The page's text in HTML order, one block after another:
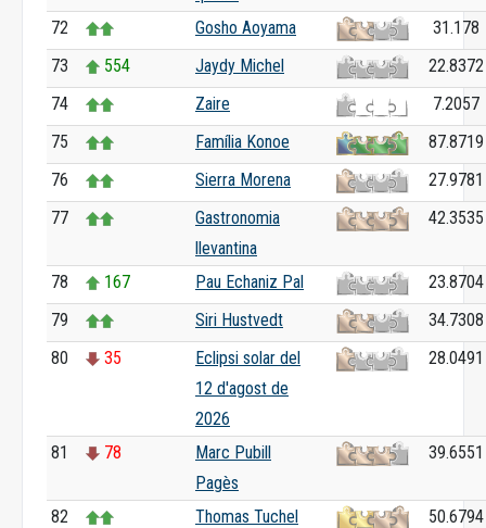
72 Gosho Aoyama
31.178
73
554 Jaydy Michel
22.8372
74
Zaire
7.2057
75
Família Konoe
87.8719
76
Sierra Morena
27.9781
77
Gastronomia
llevantina
42.3535
78 167 Pau Echaniz Pal
23.8704
79
Siri Hustvedt
34.7308
80
35
Eclipsi solar del
12 d'agost de
2026
28.0491
81 78
Marc Pubill
Pagès
39.6551
82 Thomas Tuchel
50.6794